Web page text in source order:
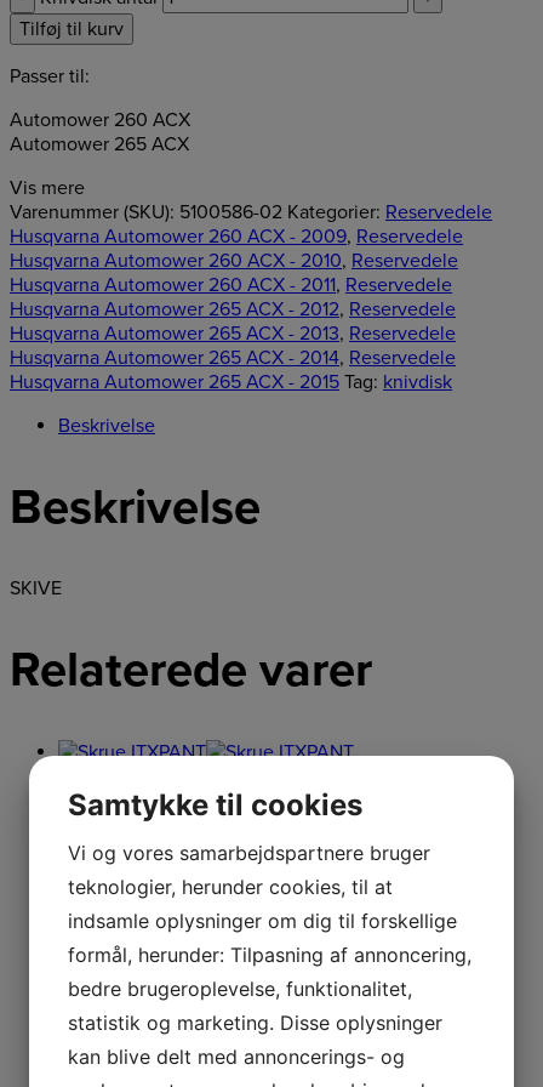
Tilføj til kurv
Passer til:
Automower 260 ACX
Automower 265 ACX
Vis mere
Varenummer (SKU): 5100586-02 Kategorier: Reservedele
Husqvarna Automower 260 ACX - 2009, Reservedele
Husqvarna Automower 260 ACX - 2010, Reservedele
Husqvarna Automower 260 ACX - 2011, Reservedele
Husqvarna Automower 265 ACX - 2012, Reservedele
Husqvarna Automower 265 ACX - 2013, Reservedele
Husqvarna Automower 265 ACX - 2014, Reservedele
Husqvarna Automower 265 ACX - 2015 Tag: knivdisk
Beskrivelse
Beskrivelse
SKIVE
Relaterede varer
Skrue ITXPANT
SKRUE ITXPANT19,00kr. Læs mere
Husqvarna
Samtykke til cookies
Vi og vores samarbejdspartnere bruger
teknologier, herunder cookies, til at
indsamle oplysninger om dig til forskellige
formål, herunder: Tilpasning af annoncering,
bedre brugeroplevelse, funktionalitet,
statistik og marketing. Disse oplysninger
kan blive delt med annoncerings- og